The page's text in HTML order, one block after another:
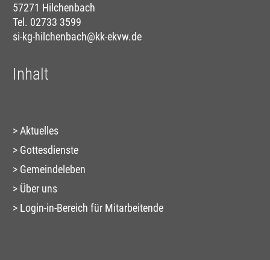
57271 Hilchenbach
Tel. 02733 3599
si-kg-hilchenbach@kk-ekvw.de
Inhalt
Aktuelles
Gottesdienste
Gemeindeleben
Über uns
Login-in-Bereich für Mitarbeitende